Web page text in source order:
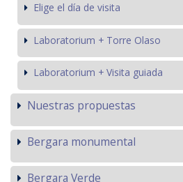
Elige el día de visita
Laboratorium + Torre Olaso
Laboratorium + Visita guiada
Nuestras propuestas
Bergara monumental
Bergara Verde